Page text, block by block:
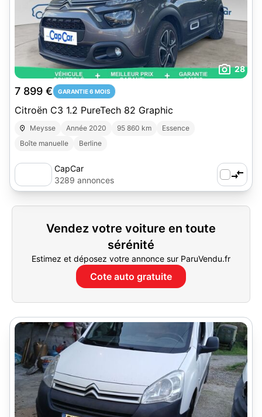
28
7 899 € GARANTIE 6 MOIS
Citroën C3 1.2 PureTech 82 Graphic
Meysse Année 2020 95 860 km
Essence
Boîte manuelle
Berline
CapCar
3289 annonces
Vendez votre voiture en toute
sérénité
Estimez et déposez votre annonce sur ParuVendu.fr
Cote auto gratuite